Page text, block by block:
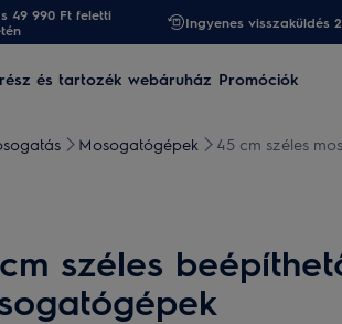
49 990 Ft feletti
Ingyenes visszaküldés
és tartozék webáruház Promóciók
Mosogatógépek 45 cm széles
széles